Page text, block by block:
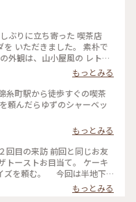
ぶりに立ち寄った 喫茶店
いただきました。 素朴で
外観は、山小屋風の レトロ
懐かしい♡ (この赤電話、
なところは不明です) 店内
雰囲気、一人でまったりす
業したのは、約70年前なの
た 数々のメニューは、今も
ーダも、その中のひとつで
るようになった カラフルな
ら 始まったのだとか。 何
コーヒーをいただくつもり
冷たい飲み物で 季節外れの
ソーダは、飲み納めかなぁ…
って いただきました。 #カ
もっとみる
糸町駅から徒歩すぐの喫茶
頼んだらゆずのシャーベッ
もっとみる
回目の来訪 前回と同じお友
トーストお目当て。 ケーキ
ズを頼む。 今回は半地下
舗有名店だけあって、平日な
してました。 お口なおしに
もっとみる